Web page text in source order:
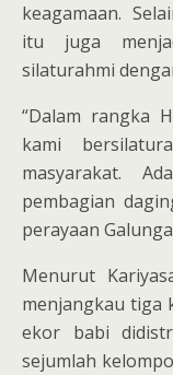
keagamaan.
itu juga
silaturahmi
“Dalam rangka
kami
masyarakat.
pembagian
perayaan
Menurut
menjangkau tiga
ekor babi
sejumlah